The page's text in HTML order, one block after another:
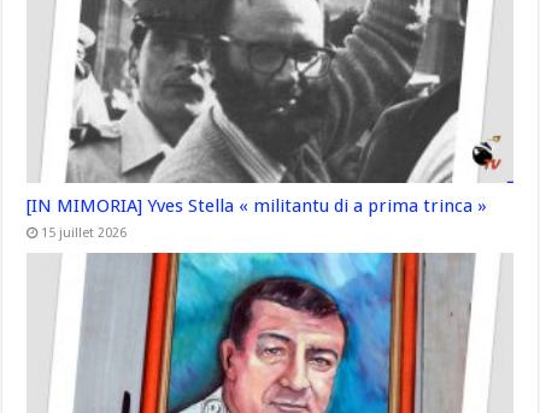
[IN MIMORIA] Yves Stella « militantu di a prima trinca »
15 juillet 2026